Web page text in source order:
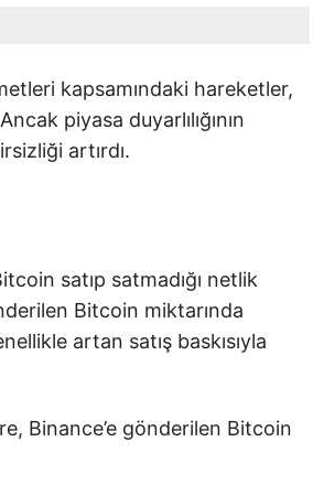
kapsamındaki hareketler,
piyasa duyarlılığının
artırdı.
satıp satmadığı netlik
Bitcoin miktarında
artan satış baskısıyla
Binance’e gönderilen Bitcoin